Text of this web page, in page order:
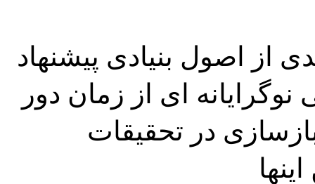
جدیدی از اصول بنیادی پیشنهاد
ای از زمان دور
در تحقیقات